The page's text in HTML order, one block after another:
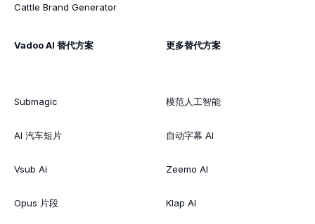
Cattle Brand Generator
Vadoo AI 替代方案
Submagic
AI 汽车短片
Vsub Ai
Opus 片段
更多替代方案
模范人工智能
自动字幕 AI
Zeemo AI
Klap AI